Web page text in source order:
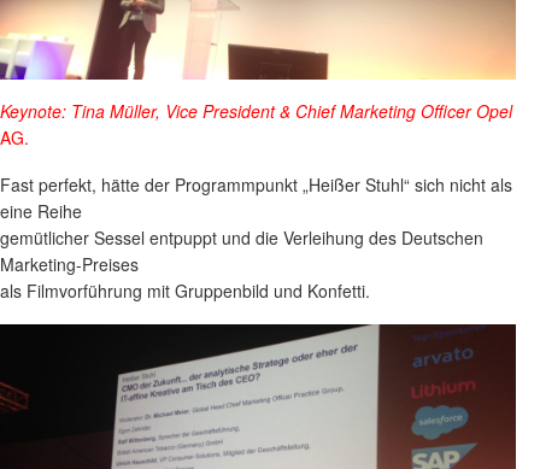
Keynote: Tina Müller, Vice President & Chief Marketing Officer Opel
AG.
Fast perfekt, hätte der Programmpunkt „Heißer Stuhl“ sich nicht als
eine Reihe
gemütlicher Sessel entpuppt und die Verleihung des Deutschen
Marketing-Preises
als Filmvorführung mit Gruppenbild und Konfetti.